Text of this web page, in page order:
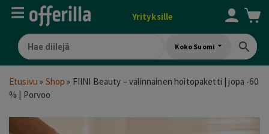
Yrityksille
Koko Suomi
Etusivu » Shop » FIINI Beauty – valinnainen hoitopaketti | jopa -60
% | Porvoo